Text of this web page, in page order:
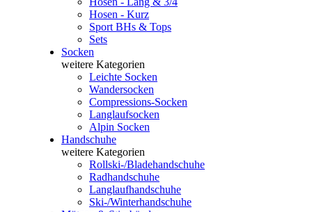
Hosen - Kurz
Sport BHs & Tops
Sets
Socken
weitere Kategorien
Leichte Socken
Wandersocken
Compressions-Socken
Langlaufsocken
Alpin Socken
Handschuhe
weitere Kategorien
Rollski-/Bladehandschuhe
Radhandschuhe
Langlaufhandschuhe
Ski-/Winterhandschuhe